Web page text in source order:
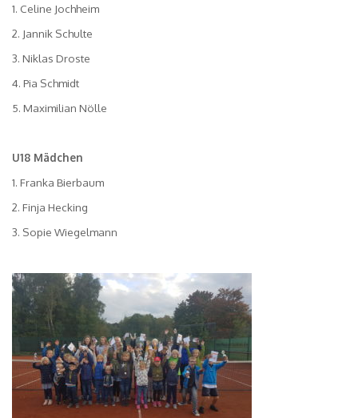
1. Celine Jochheim
2. Jannik Schulte
3. Niklas Droste
4. Pia Schmidt
5. Maximilian Nölle
U18 Mädchen
1. Franka Bierbaum
2. Finja Hecking
3. Sopie Wiegelmann